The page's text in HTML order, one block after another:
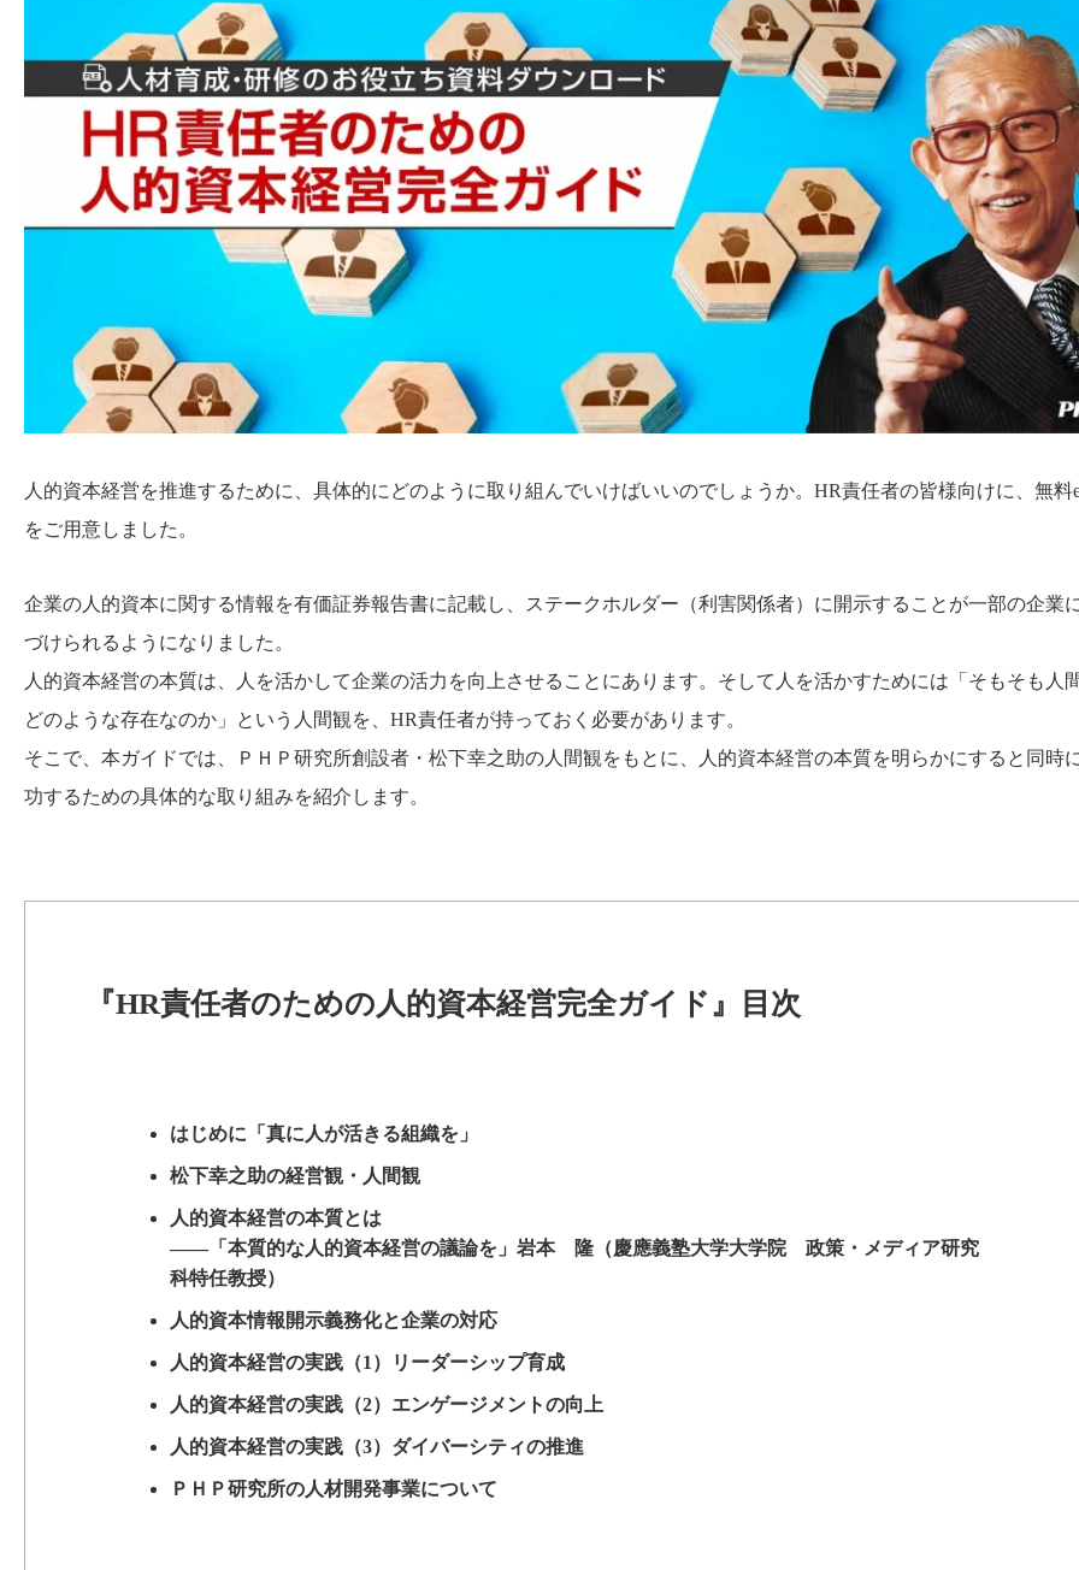
人的資本経営を推進するために、具体的にどのように取り組んでいけばいいのでしょうか。HR責任者の皆様向けに、無料
をご用意しました。
企業の人的資本に関する情報を有価証券報告書に記載し、ステークホルダー（利害関係者）に開示することが一部の企業
づけられるようになりました。
人的資本経営の本質は、人を活かして企業の活力を向上させることにあります。そして人を活かすためには「そもそも人
どのような存在なのか」という人間観を、HR責任者が持っておく必要があります。
そこで、本ガイドでは、ＰＨＰ研究所創設者・松下幸之助の人間観をもとに、人的資本経営の本質を明らかにすると同時
功するための具体的な取り組みを紹介します。
『HR責任者のための人的資本経営完全ガイド』目次
はじめに「真に人が活きる組織を」
松下幸之助の経営観・人間観
人的資本経営の本質とは
――「本質的な人的資本経営の議論を」岩本 隆（慶應義塾大学大学院 政策・メディア研究
科特任教授）
人的資本情報開示義務化と企業の対応
人的資本経営の実践（1）リーダーシップ育成
人的資本経営の実践（2）エンゲージメントの向上
人的資本経営の実践（3）ダイバーシティの推進
ＰＨＰ研究所の人材開発事業について